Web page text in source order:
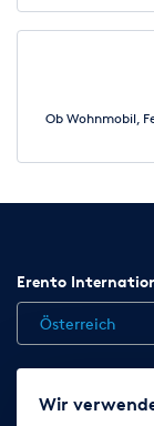
Ob Wohnmobil,
Erento
Österreich
Jobs Kontakt
Wir